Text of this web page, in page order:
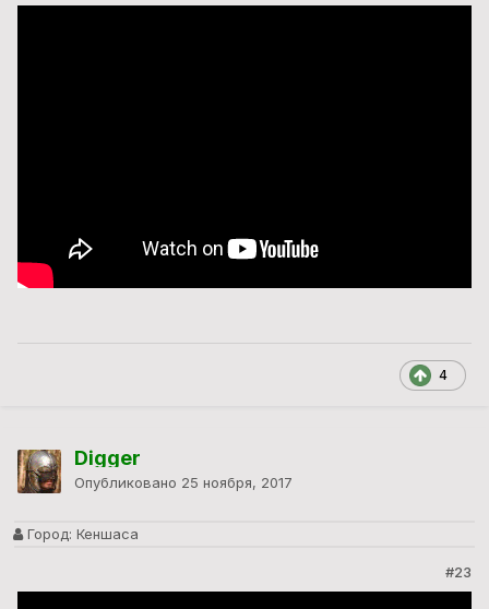
4
Digger
Опубликовано 25 ноября, 2017
Город: Кеншаса
#23